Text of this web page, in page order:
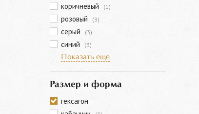
коричневый (1)
розовый (3)
серый (3)
синий
(3)
Показать еще
Размер и форма
гексагон